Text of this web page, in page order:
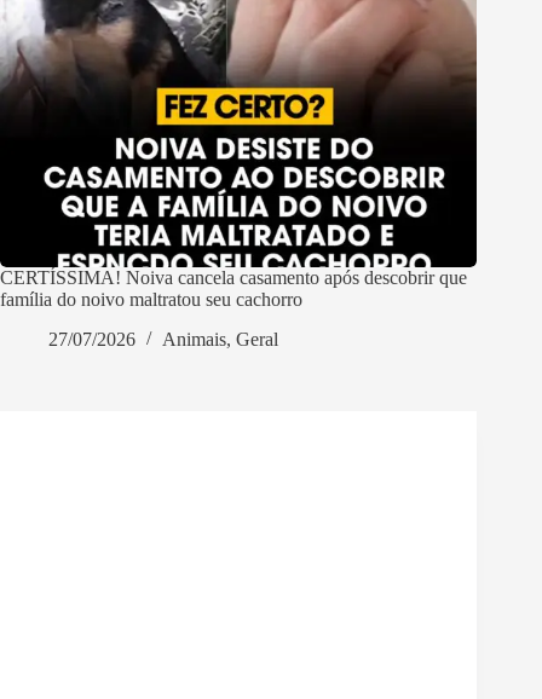
CERTÍSSIMA! Noiva cancela casamento após descobrir que
família do noivo maltratou seu cachorro
27/07/2026
Animais, Geral